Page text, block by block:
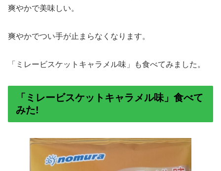
爽やかで美味しい。
爽やかでつい手が止まらなくなります。
「ミレービスケットキャラメル味」も食べてみました。
「ミレービスケットキャラメル味」食べて
みた!